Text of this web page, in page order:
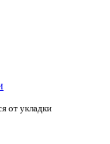
от укладки